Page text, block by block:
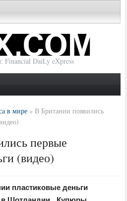
Financial DaiLy eXpress
в мире »В Британии появились
первые
(видео)
пластиковые деньги